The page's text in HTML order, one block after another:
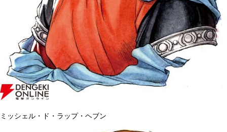
ミッシェル・ド・ラップ・ヘブン